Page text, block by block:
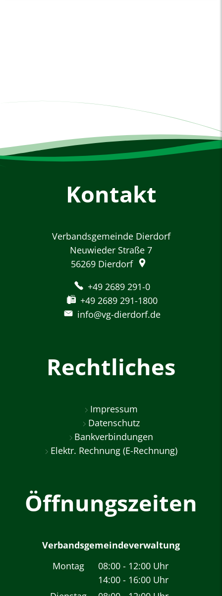
Kontakt
Verbandsgemeinde Dierdorf
Neuwieder Straße 7
56269 Dierdorf
+49 2689 291-0
+49 2689 291-1800
info@vg-dierdorf.de
Rechtliches
Impressum
Datenschutz
Bankverbindungen
Elektr. Rechnung (E-Rechnung)
Öffnungszeiten
Verbandsgemeindeverwaltung
Montag
08:00 - 12:00 Uhr
Von 08:00 bis 12:00
14:00 - 16:00 Uhr
Von 14:00 bis 16:00